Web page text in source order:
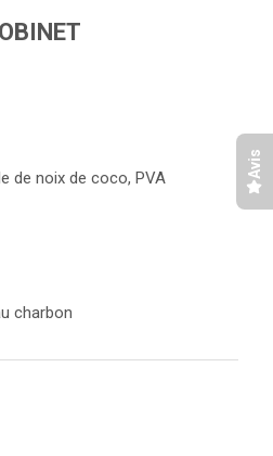
de noix de coco, PVA
charbon
Avis